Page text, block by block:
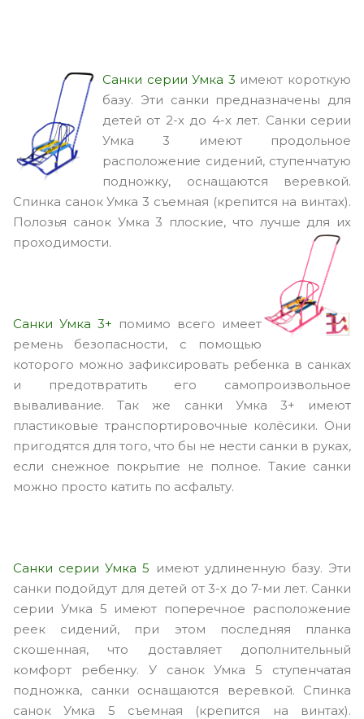
Санки серии Умка 3 имеют короткую
базу. Эти санки предназначены для
детей от 2-х до 4-х лет. Санки серии
Умка 3 имеют продольное
расположение сидений, ступенчатую
подножку, оснащаются веревкой.
Спинка санок Умка 3 съемная (крепится на винтах).
Полозья санок Умка 3 плоские, что лучше для их
проходимости.
Санки Умка 3+ помимо всего имеет
ремень безопасности, с помощью
которого можно зафиксировать ребенка в санках
и предотвратить его самопроизвольное
вываливание. Так же санки Умка 3+ имеют
пластиковые транспортировочные колёсики. Они
пригодятся для того, что бы не нести санки в руках,
если снежное покрытие не полное. Такие санки
можно просто катить по асфальту.
Санки серии Умка 5 имеют удлиненную базу. Эти
санки подойдут для детей от 3-х до 7-ми лет. Санки
серии Умка 5 имеют поперечное расположение
реек сидений, при этом последняя планка
скошенная, что доставляет дополнительный
комфорт ребенку. У санок Умка 5 ступенчатая
подножка, санки оснащаются веревкой. Спинка
санок Умка 5 съемная (крепится на винтах).